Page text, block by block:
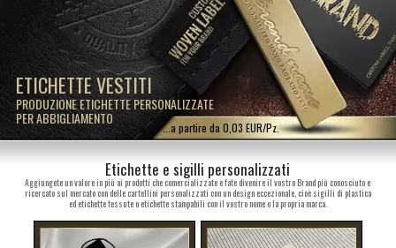
ETICHETTE VESTITI
PRODUZIONE ETICHETTE PERSONALIZZATE
PER ABBIGLIAMENTO
...a partire da 0,03 EUR/Pz.
Etichette e sigilli personalizzati
Aggiungete un valore in più ai prodotti che comercializzate e fate divenire il vostro Brand più conosciuto e
ricercato sul mercato con delle cartellini personalizzati con un design eccezionale, cioè sigilli di plastica
ed etichette tessute o etichette stampabili con il vostro nome o la propria marca.